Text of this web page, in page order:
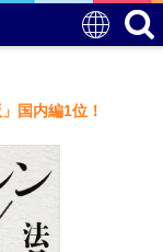
国内編1位！